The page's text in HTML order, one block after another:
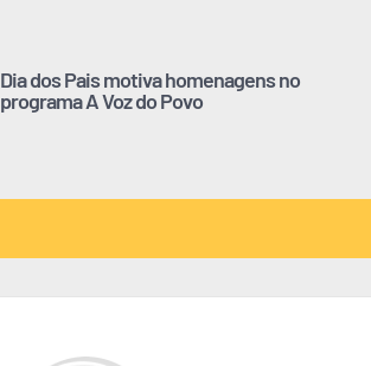
Dia dos Pais motiva homenagens no
programa A Voz do Povo